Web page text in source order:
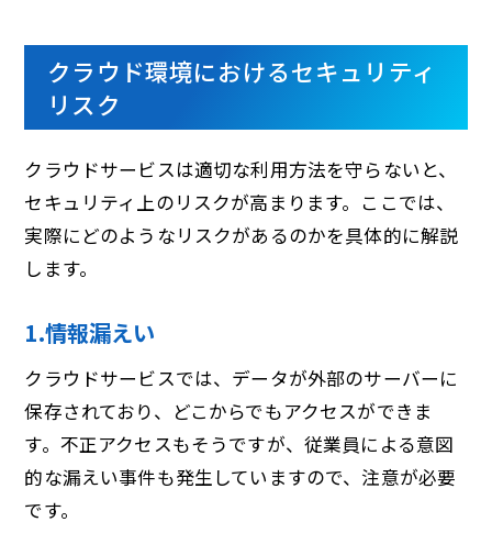
クラウド環境におけるセキュリティ
リスク
クラウドサービスは適切な利用方法を守らないと、
セキュリティ上のリスクが高まります。ここでは、
実際にどのようなリスクがあるのかを具体的に解説
します。
1.情報漏えい
クラウドサービスでは、データが外部のサーバーに
保存されており、どこからでもアクセスができま
す。不正アクセスもそうですが、従業員による意図
的な漏えい事件も発生していますので、注意が必要
です。